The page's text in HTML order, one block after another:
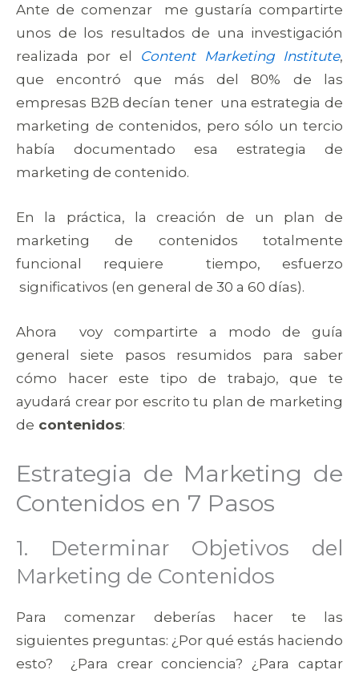
Ante de comenzar me gustaría compartirte
unos de los resultados de una investigación
realizada por el Content Marketing Institute,
que encontró que más del 80% de las
empresas B2B decían tener una estrategia de
marketing de contenidos, pero sólo un tercio
había documentado esa estrategia de
marketing de contenido.
En la práctica, la creación de un plan de
marketing de contenidos totalmente
funcional requiere tiempo, esfuerzo
significativos (en general de 30 a 60 días).
Ahora voy compartirte a modo de guía
general siete pasos resumidos para saber
cómo hacer este tipo de trabajo, que te
ayudará crear por escrito tu plan de marketing
de contenidos:
Estrategia de Marketing de
Contenidos en 7 Pasos
1. Determinar Objetivos del
Marketing de Contenidos
Para comenzar deberías hacer te las
siguientes preguntas: ¿Por qué estás haciendo
esto? ¿Para crear conciencia? ¿Para captar